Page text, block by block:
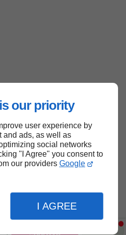
our priority
user experience by
and ads, as well as
social networks
"I Agree" you consent to
our providers Google
I AGREE
de page